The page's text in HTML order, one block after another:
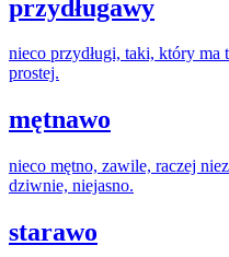
przydługawy
nieco przydługi, taki, który
prostej.
mętnawo
nieco mętno, zawile, raczej
dziwnie, niejasno.
starawo